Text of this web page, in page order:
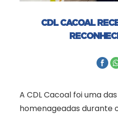
CDL CACOAL
A CDL Cacoal foi uma
homenageadas durante